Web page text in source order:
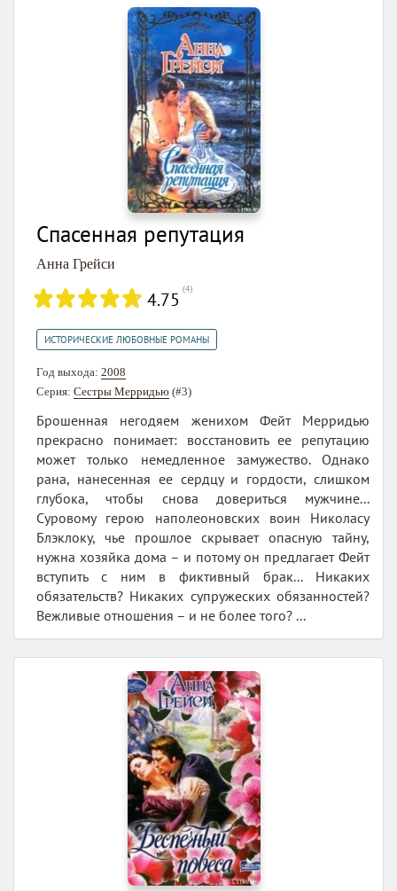
Спасенная репутация
Анна Грейси
4.75 (4)
ИСТОРИЧЕСКИЕ ЛЮБОВНЫЕ РОМАНЫ
Год выхода: 2008
Серия: Сестры Мерридью (#3)
Брошенная негодяем женихом Фейт Мерридью
прекрасно понимает: восстановить ее репутацию
может только немедленное замужество. Однако
рана, нанесенная ее сердцу и гордости, слишком
глубока, чтобы снова довериться мужчине...
Суровому герою наполеоновских воин Николасу
Блэклоку, чье прошлое скрывает опасную тайну,
нужна хозяйка дома – и потому он предлагает Фейт
вступить с ним в фиктивный брак... Никаких
обязательств? Никаких супружеских обязанностей?
Вежливые отношения – и не более того? ...